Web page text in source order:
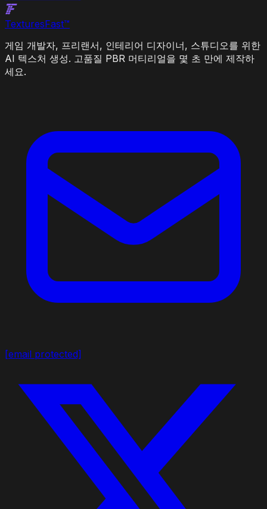
TexturesFast™
게임 개발자, 프리랜서, 인테리어 디자이너, 스튜디오를 위한
AI 텍스처 생성. 고품질 PBR 머티리얼을 몇 초 만에 제작하
세요.
[email protected]